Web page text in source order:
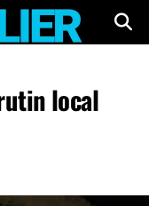
local